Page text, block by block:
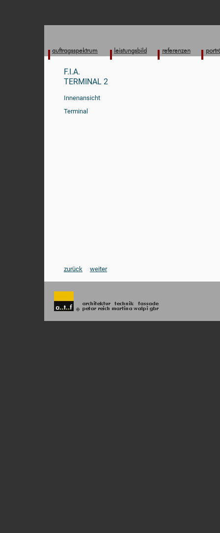
auftragsspektrum leistungsbild referenzen
F.I.A.
TERMINAL 2
Innenansicht
Terminal
zurück weiter